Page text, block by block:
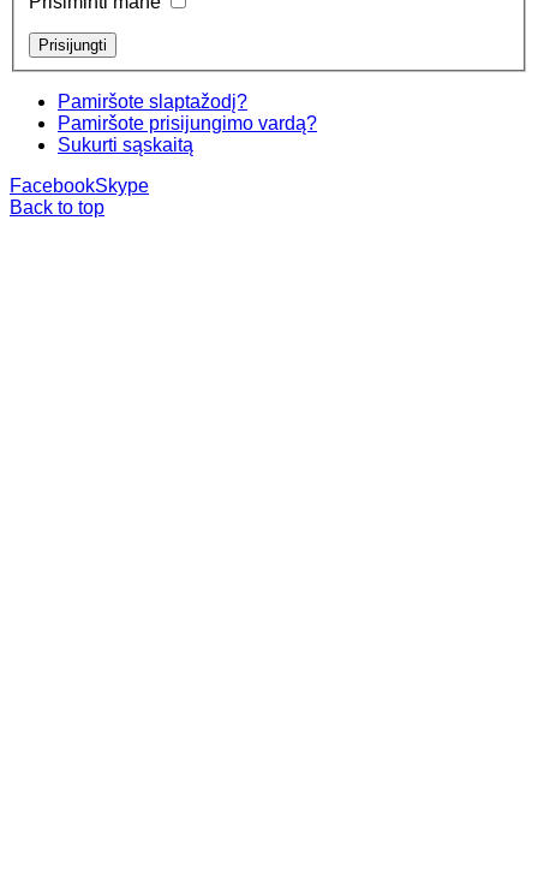
Pamiršote slaptažodį?
Pamiršote prisijungimo vardą?
Sukurti sąskaitą
FacebookSkype
Back to top